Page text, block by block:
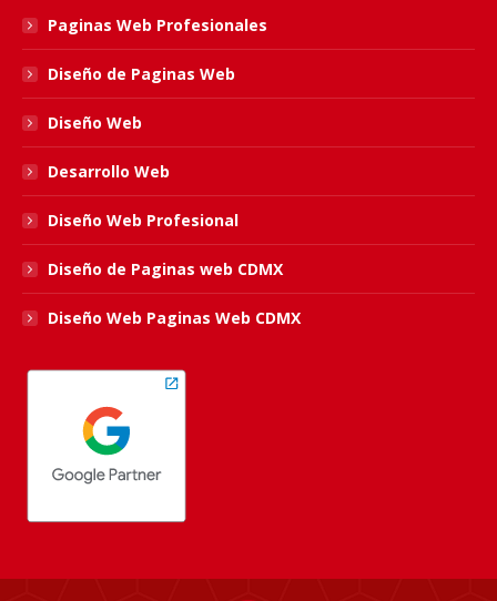
in
new
window
in
new
window
new
window
in
new
window
Paginas Web Profesionales
Diseño de Paginas Web
Diseño Web
Desarrollo Web
Diseño Web Profesional
Diseño de Paginas web CDMX
Diseño Web Paginas Web CDMX